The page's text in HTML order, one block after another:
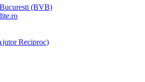
(BVB)
Reciproc)